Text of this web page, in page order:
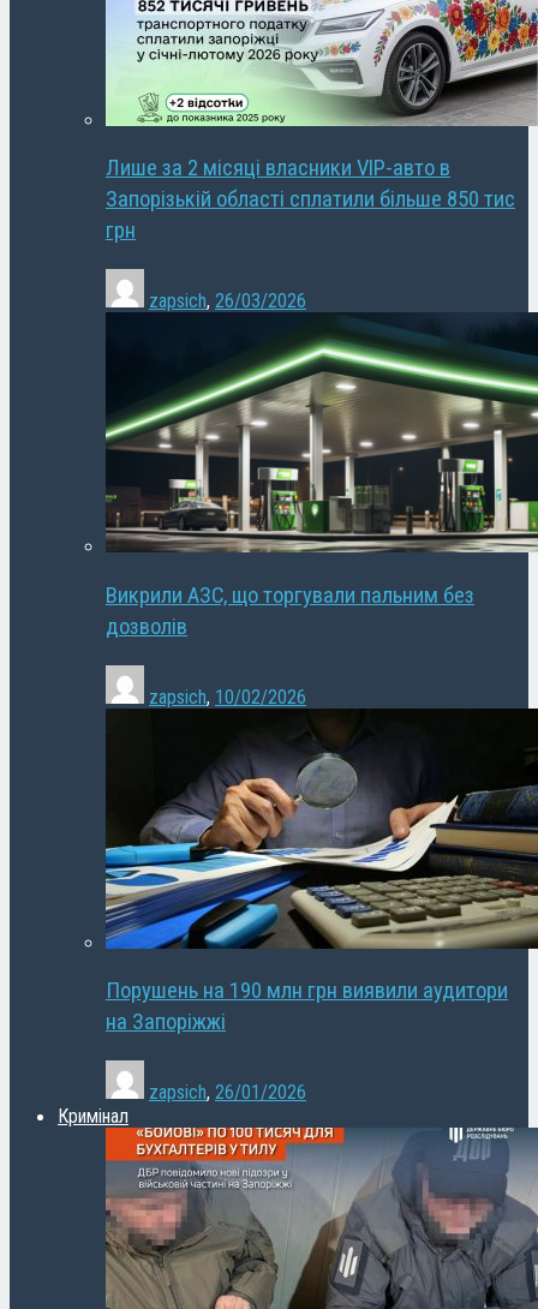
Лише за 2 місяці власники VIP-авто в
Запорізькій області сплатили більше 850 тис
грн
zapsich, 26/03/2026
Викрили АЗС, що торгували пальним без
дозволів
zapsich, 10/02/2026
Порушень на 190 млн грн виявили аудитори
на Запоріжжі
zapsich, 26/01/2026
Кримінал